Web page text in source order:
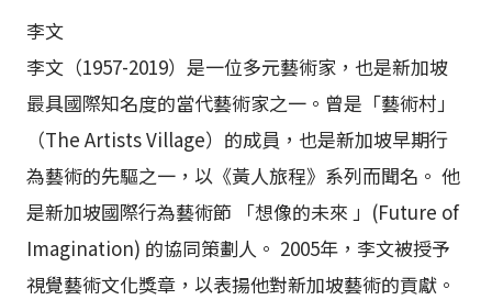
李文
李文（1957-2019）是一位多元藝術家，也是新加坡
最具國際知名度的當代藝術家之一。曾是「藝術村」
（The Artists Village）的成員，也是新加坡早期行
為藝術的先驅之一，以《黃人旅程》系列而聞名。 他
是新加坡國際行為藝術節 「想像的未來 」(Future of
Imagination) 的協同策劃人。 2005年，李文被授予
視覺藝術文化獎章，以表揚他對新加坡藝術的貢獻。